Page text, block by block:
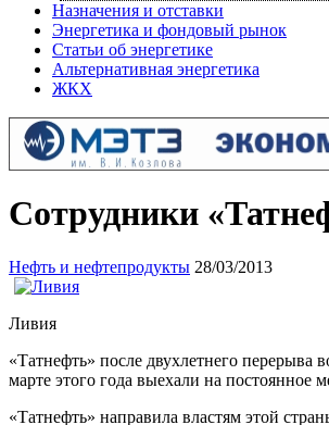
Назначения и отставки
Энергетика и фондовый рынок
Статьи об энергетике
Альтернативная энергетика
ЖКХ
Сотрудники
Нефть и нефтепродукты 28/03/2013
Ливия
«Татнефть» после двухлетнего
марте этого года выехали на постоянное
«Татнефть» направила властям этой